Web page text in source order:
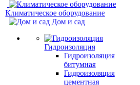
Климатическое оборудование
Дом и сад
Гидроизоляция
Гидроизоляция
битумная
Гидроизоляция
цементная